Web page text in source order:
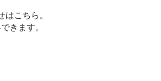
こちら。
きます。